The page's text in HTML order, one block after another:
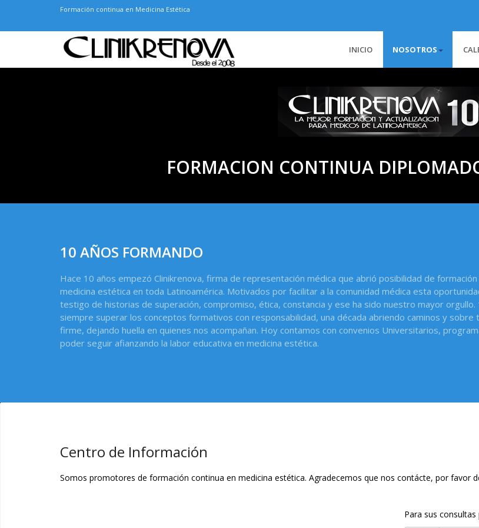
Formación continua en Medicina Estética
INICIO NOSOTROS
FORMACION CONTINUA
10 AÑOS FORMANDO
Hace 10 años empezó Clinikrenova, firma de representación médica que abrió posibilidad de
medicina estética en toda Latinoamérica. Motivados por facilitar a la comunidad médica esta
testigo de historias de superación, compromiso, ética, constancia y ese ha sido nuestro mayor orgullo.
siempre superar los conceptos formativos con responsabilidad, una década abriendo caminos y
firme, dejando huella en quienes nos acompañan. Hoy contamos con convenios Universitarios,
poder seguir afianzando la labor educativa en medicina estética.
Centro de Información
Somos promotores de formación continua en medicina estética. Agradecemos que nos contácte, por favor
Para sus